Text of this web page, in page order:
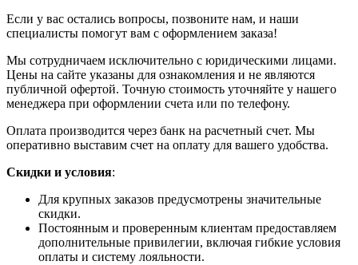
Если у вас остались вопросы, позвоните нам, и наши
специалисты помогут вам с оформлением заказа!
Мы сотрудничаем исключительно с юридическими лицами.
Цены на сайте указаны для ознакомления и не являются
публичной офертой. Точную стоимость уточняйте у нашего
менеджера при оформлении счета или по телефону.
Оплата производится через банк на расчетный счет. Мы
оперативно выставим счет на оплату для вашего удобства.
Скидки и условия:
Для крупных заказов предусмотрены значительные
скидки.
Постоянным и проверенным клиентам предоставляем
дополнительные привилегии, включая гибкие условия
оплаты и систему лояльности.